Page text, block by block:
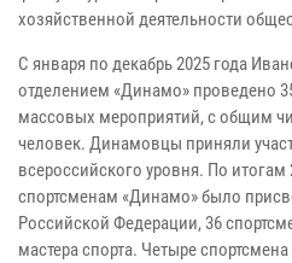
хозяйственной деятельности
С января по декабрь 2025 года
отделением «Динамо» проведено
массовых мероприятий, с общим
человек. Динамовцы приняли
всероссийского уровня. По итогам
спортсменам «Динамо» было
Российской Федерации, 36
мастера спорта. Четыре